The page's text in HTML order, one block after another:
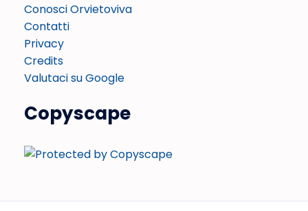
Conosci Orvietoviva
Contatti
Privacy
Credits
Valutaci su Google
Copyscape